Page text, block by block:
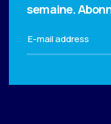
semaine.